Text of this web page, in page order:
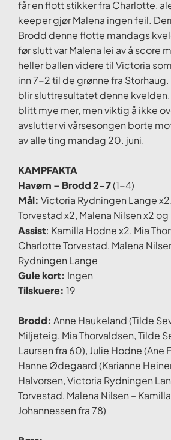
får en flott stikker fra Charlotte,
keeper gjør Malena ingen feil.
Brodd denne flotte mandags
før slutt var Malena lei av å score
heller ballen videre til Victoria
inn 7-2 til de grønne fra
blir sluttresultatet denne
blitt mye mer, men viktig å ikke
avslutter vi vårsesongen borte
av alle ting mandag 20. juni.
KAMPFAKTA
Havørn – Brodd 2-7(1-4)
Mål: Victoria Rydningen Lange
Torvestad x2, Malena Nilsen x2
Assist: Kamilla Hodne x2, Mia
Charlotte Torvestad, Malena
Rydningen Lange
Gule kort: Ingen
Tilskuere: 19
Brodd: Anne Haukeland (Tilde
Miljeteig, Mia Thorvaldsen, Tilde
Laursen fra 60), Julie Hodne (Ane
Hanne Ødegaard (Karianne
Halvorsen, Victoria Rydningen
Torvestad, Malena Nilsen –
Johannessen fra 78)